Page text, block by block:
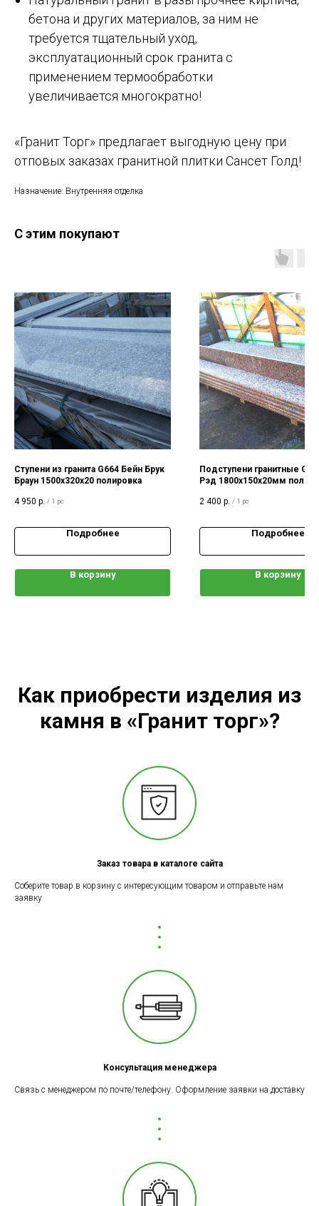
бетона и других материалов, за ним не
требуется тщательный уход,
эксплуатационный срок гранита с
применением термообработки
увеличивается многократно!
«Гранит Торг» предлагает выгодную цену при
отповых заказах гранитной плитки Сансет Голд!
Назначение: Внутренняя отделка
С этим покупают
Ступени из гранита G664 Бейн Брук
Браун 1500х320х20 полировка
4 950 р. / 1 pc
Подробнее
В корзину
Подступени гранитные
Рэд 1800х150х20мм
2 400 р. / 1 pc
Подробнее
В корзину
Как приобрести изделия из
камня в «Гранит торг»?
Заказ товара в каталоге сайта
Соберите товар в корзину с интересующим товаром и отправьте нам
заявку
Консультация менеджера
Связь с менеджером по почте/телефону. Оформление заявки на доставку